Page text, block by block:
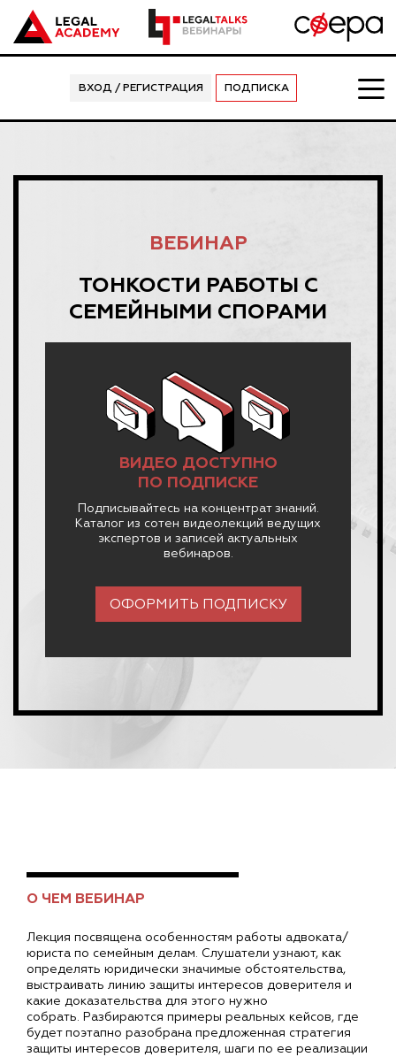
ВХОД / РЕГИСТРАЦИЯ ПОДПИСКА
ВЕБИНАР
ТОНКОСТИ РАБОТЫ С
СЕМЕЙНЫМИ СПОРАМИ
ВИДЕО ДОСТУПНО
ПО ПОДПИСКЕ
Подписывайтесь на концентрат знаний.
Каталог из сотен видеолекций ведущих
экспертов и записей актуальных
вебинаров.
ОФОРМИТЬ ПОДПИСКУ
О ЧЕМ ВЕБИНАР
Лекция посвящена особенностям работы адвоката/
юриста по семейным делам. Слушатели узнают, как
определять юридически значимые обстоятельства,
выстраивать линию защиты интересов доверителя и
какие доказательства для этого нужно
собрать. Разбираются примеры реальных кейсов, где
будет поэтапно разобрана предложенная стратегия
защиты интересов доверителя, шаги по ее реализации